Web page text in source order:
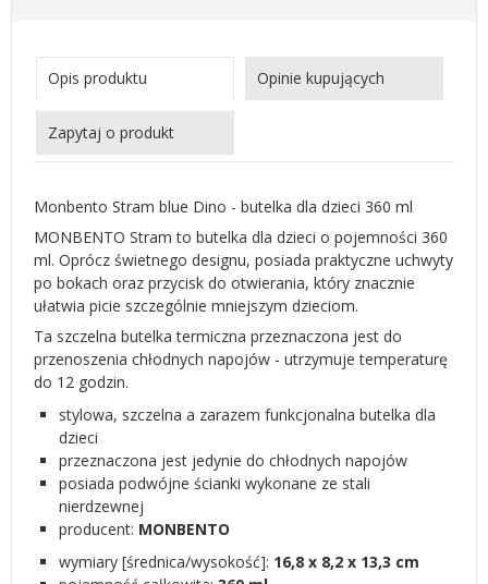
Opis produktu Opinie kupujących
Zapytaj o produkt
Monbento Stram blue Dino - butelka dla dzieci 360 ml
MONBENTO Stram to butelka dla dzieci o pojemności 360
ml. Oprócz świetnego designu, posiada praktyczne uchwyty
po bokach oraz przycisk do otwierania, który znacznie
ułatwia picie szczególnie mniejszym dzieciom.
Ta szczelna butelka termiczna przeznaczona jest do
przenoszenia chłodnych napojów - utrzymuje temperaturę
do 12 godzin.
stylowa, szczelna a zarazem funkcjonalna butelka dla
dzieci
przeznaczona jest jedynie do chłodnych napojów
posiada podwójne ścianki wykonane ze stali
nierdzewnej
producent: MONBENTO
wymiary [średnica/wysokość]: 16,8 x 8,2 x 13,3 cm